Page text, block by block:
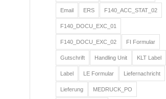
Email ERS F140_ACC_STAT_02
F140_DOCU_EXC_01
F140_DOCU_EXC_02 FI Formular
Gutschrift Handling Unit KLT Label
Label LE Formular Liefernachricht
Lieferung MEDRUCK_PO